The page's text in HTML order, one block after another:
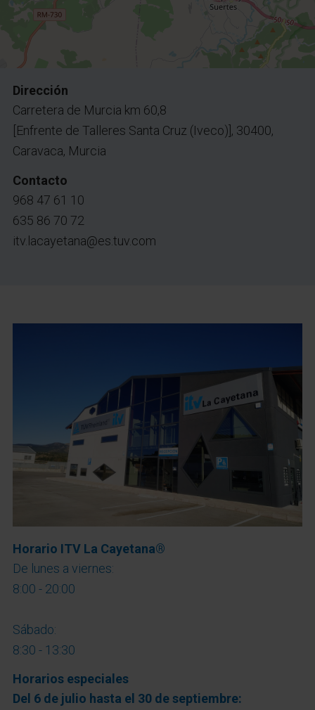
Dirección
Carretera de Murcia km 60,8
[Enfrente de Talleres Santa Cruz (Iveco)], 30400,
Caravaca, Murcia
Contacto
968 47 61 10
635 86 70 72
itv.lacayetana@es.tuv.com
Horario ITV La Cayetana®
De lunes a viernes:
8:00 - 20:00
Sábado:
8:30 - 13:30
Horarios especiales
Del 6 de julio hasta el 30 de septiembre: